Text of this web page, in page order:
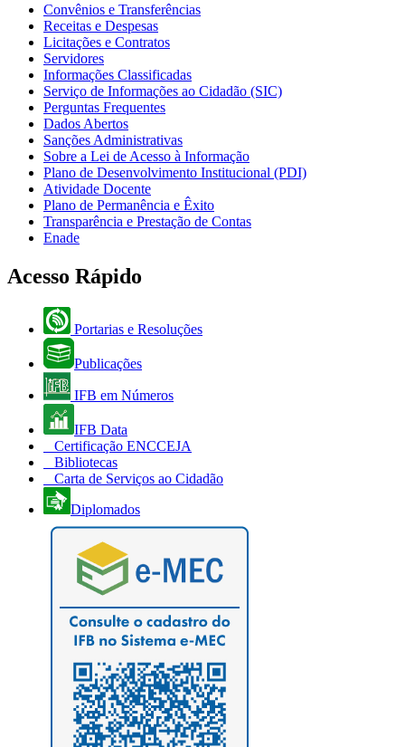
Convênios e Transferências
Receitas e Despesas
Licitações e Contratos
Servidores
Informações Classificadas
Serviço de Informações ao Cidadão (SIC)
Perguntas Frequentes
Dados Abertos
Sanções Administrativas
Sobre a Lei de Acesso à Informação
Plano de Desenvolvimento Institucional (PDI)
Atividade Docente
Plano de Permanência e Êxito
Transparência e Prestação de Contas
Enade
Acesso Rápido
Portarias e Resoluções
Publicações
IFB em Números
IFB Data
Certificação ENCCEJA
Bibliotecas
Carta de Serviços ao Cidadão
Diplomados